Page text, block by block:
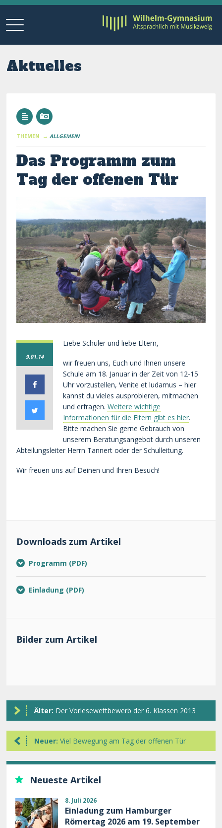
Aktuelles
THEMEN → ALLGEMEIN
Das Programm zum
Tag der offenen Tür
9.01.14
Liebe Schüler und liebe Eltern,
wir freuen uns, Euch und Ihnen unsere
Schule am 18. Januar in der Zeit von 12-15
Uhr vorzustellen, Venite et ludamus – hier
kannst du vieles ausprobieren, mitmachen
und erfragen.Weitere wichtige
Informationen für die Eltern gibt es hier.
Bitte machen Sie gerne Gebrauch von
unserem Beratungsangebot durch unseren
Abteilungsleiter Herrn Tannert oder der Schulleitung.
Wir freuen uns auf Deinen und Ihren Besuch!
Downloads zum Artikel
Programm
Einladung
Bilder zum Artikel
Älter: Der Vorlesewettbewerb der 6. Klassen 2013
Neuer:Viel Bewegung am Tag der offenen Tür
Neueste Artikel
8. Juli 2026
Einladung zum Hamburger
Römertag 2026 am 19. September